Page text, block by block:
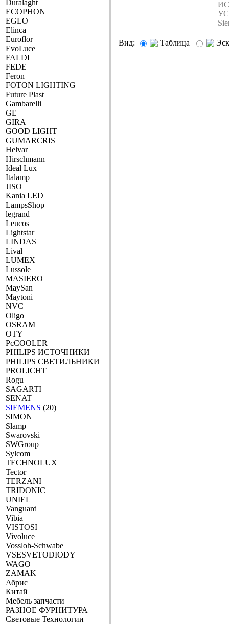
Duralaght
ECOPHON
EGLO
Elinca
Euroflor
EvoLuce
FALDI
FEDE
Feron
FOTON LIGHTING
Future Plast
Gambarelli
GE
GIRA
GOOD LIGHT
GUMARCRIS
Helvar
Hirschmann
Ideal Lux
Italamp
JISO
Kania LED
LampsShop
legrand
Leucos
Lightstar
LINDAS
Lival
LUMEX
Lussole
MASIERO
MaySan
Maytoni
NVC
Oligo
OSRAM
OTY
PcCOOLER
PHILIPS ИСТОЧНИКИ
PHILIPS СВЕТИЛЬНИКИ
PROLICHT
Rogu
SAGARTI
SENAT
SIEMENS (20)
SIMON
Slamp
Swarovski
SWGroup
Sylcom
TECHNOLUX
Tector
TERZANI
TRIDONIC
UNIEL
Vanguard
Vibia
VISTOSI
Vivoluce
Vossloh-Schwabe
VSESVETODIODY
WAGO
ZAMAK
Абрис
Китай
Мебель запчасти
РАЗНОЕ ФУРНИТУРА
Световые Технологии
Вид: Таблица